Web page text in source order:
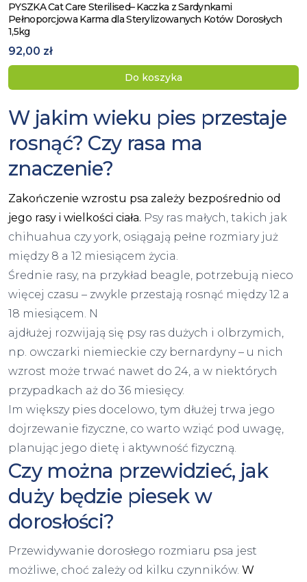
Zobacz produkt
PYSZKA Cat Care Sterilised– Kaczka z Sardynkami
Pełnoporcjowa Karma dla Sterylizowanych Kotów Dorosłych
1,5kg
92,00 zł
Do koszyka
W jakim wieku pies przestaje
rosnąć? Czy rasa ma
znaczenie?
Zakończenie wzrostu psa zależy bezpośrednio od
jego rasy i wielkości ciała. Psy ras małych, takich jak
chihuahua czyyork , osiągają pełne rozmiary już
między 8 a 12 miesiącem życia.
Średnie rasy, na przykład beagle, potrzebują nieco
więcej czasu – zwykle przestają rosnąć między 12 a
18 miesiącem. N
ajdłużej rozwijają się psy ras dużych i olbrzymich,
np. owczarki niemieckie czy bernardyny – u nich
wzrost może trwać nawet do 24, a w niektórych
przypadkach aż do 36 miesięcy.
Im większy pies docelowo, tym dłużej trwa jego
dojrzewanie fizyczne, co warto wziąć pod uwagę,
planując jego dietę i aktywność fizyczną.
Czy można przewidzieć, jak
duży będzie piesek w
dorosłości?
Przewidywanie dorosłego rozmiaru psa jest
możliwe, choć zależy od kilku czynników. W